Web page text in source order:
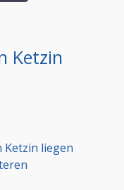
Ketzin
Ketzin liegen